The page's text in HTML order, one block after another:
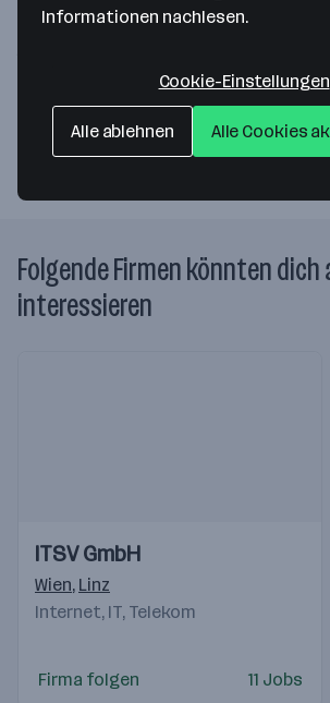
Website
Folgende Firmen könnten dich
interessieren
Videos
Einblicke
Einblicke
ITSV GmbH
Wien, Linz
Internet, IT, Telekom
Firma folgen 11 Jobs
Informationen nachlesen.
Cookie-Einstellungen
Alle ablehnen Alle Cookies